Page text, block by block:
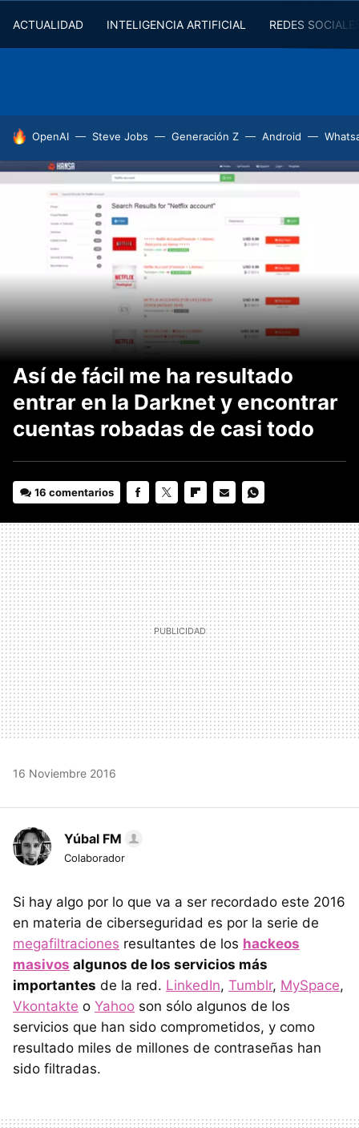
ACTUALIDAD INTELIGENCIA ARTIFICIAL REDES
HOY SE HABLA DE
OpenAI Steve Jobs Generación Z Android
Así de fácil me ha resultado
entrar en la Darknet y encontrar
cuentas robadas de casi todo
16 comentarios
MAIL
16 Noviembre 2016
Yúbal FM
Colaborador
Si hay algo por lo que va a ser recordado este 2016
en materia de ciberseguridad es por la serie de
megafiltraciones resultantes de los hackeos
masivos algunos de los servicios más
importantes de la red. LinkedIn, Tumblr, MySpace,
Vkontakte o Yahoo son sólo algunos de los
servicios que han sido comprometidos, y como
resultado miles de millones de contraseñas han
sido filtradas.